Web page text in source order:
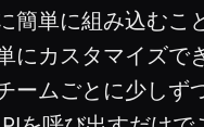
単に組み込む
カスタマイズ
ムごとに少し